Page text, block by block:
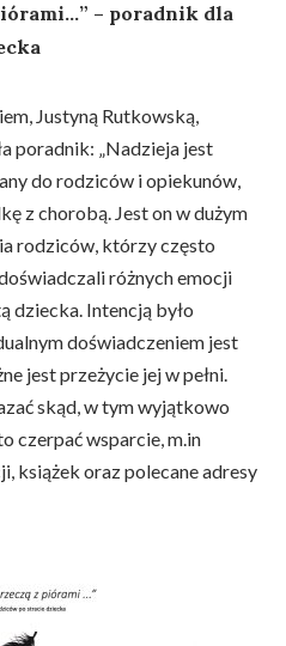
– poradnik dla
Justyną Rutkowską,
poradnik: „Nadzieja jest
do rodziców i opiekunów,
z chorobą. Jest on w dużym
rodziców, którzy często
różnych emocji
dziecka. Intencją było
doświadczeniem jest
jest przeżycie jej w pełni.
skąd, w tym wyjątkowo
czerpać wsparcie, m.in
książek oraz polecane adresy